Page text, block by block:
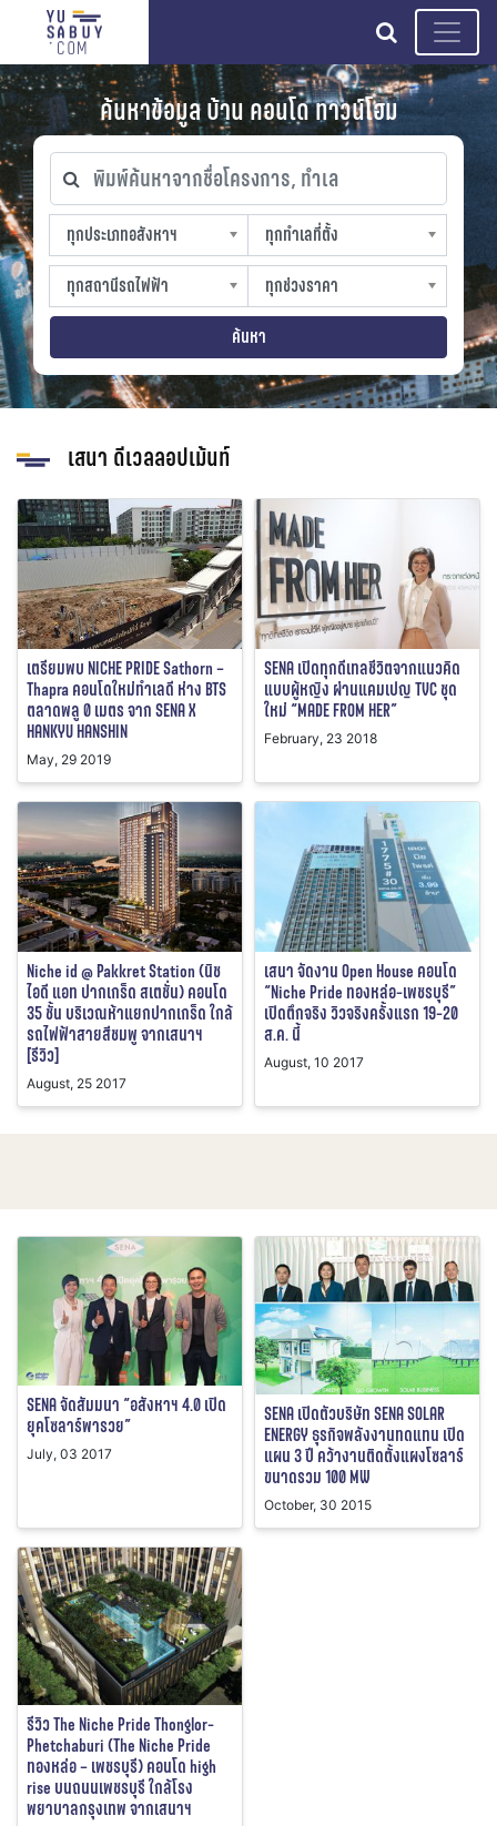
search
ค้นหาข้อมูล บ้าน คอนโด ทาวน์โฮม
พิมพ์ค้นหาจากชื่อโครงการ, ทำเล
ทุกประเภทอสังหาฯ
ทุกประเภทอสังหาฯ
sproperty
ทุกทำเลที่ตั้ง
ทุกทำเลที่ตั้ง
slocation
ทุกสถานีรถไฟฟ้า
ทุกสถานีรถไฟฟ้า
strain-station
ทุกช่วงราคา
ทุกช่วงราคา
sprice
ค้นหา
เสนา ดีเวลลอปเม้นท์
เตรียมพบ NICHE PRIDE Sathorn –
Thapra คอนโดใหม่ทำเลดี ห่าง BTS
ตลาดพลู 0 เมตร จาก SENA X
HANKYU HANSHIN
May, 29 2019
SENA เปิดทุกดีเทลชีวิตจากแนวคิด
แบบผู้หญิง ผ่านแคมเปญ TVC ชุด
ใหม่ “MADE FROM HER”
February, 23 2018
Niche id @ Pakkret Station (นิช
ไอดี แอท ปากเกร็ด สเตชั่น) คอนโด
35 ชั้น บริเวณห้าแยกปากเกร็ด ใกล้
รถไฟฟ้าสายสีชมพู จากเสนาฯ
[รีวิว]
August, 25 2017
เสนา จัดงาน Open House คอนโด
“Niche Pride ทองหล่อ-เพชรบุรี”
เปิดตึกจริง วิวจริงครั้งแรก 19-20
ส.ค. นี้
August, 10 2017
SENA จัดสัมมนา “อสังหาฯ 4.0 เปิด
ยุคโซลาร์พารวย”
July, 03 2017
SENA เปิดตัวบริษัท SENA SOLAR
ENERGY ธุรกิจพลังงานทดแทน เปิด
แผน 3 ปี คว้างานติดตั้งแผงโซลาร์
ขนาดรวม 100 MW
October, 30 2015
รีวิว The Niche Pride Thonglor-
Phetchaburi (The Niche Pride
ทองหล่อ – เพชรบุรี) คอนโด high
rise บนถนนเพชรบุรี ใกล้โรง
พยาบาลกรุงเทพ จากเสนาฯ